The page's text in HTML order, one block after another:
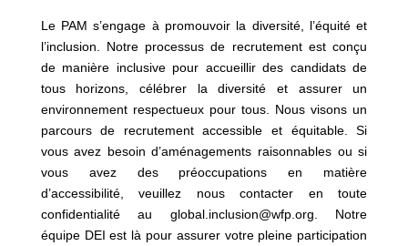
Le PAM s’engage à promouvoir la diversité, l’équité et
l’inclusion. Notre processus de recrutement est conçu
de manière inclusive pour accueillir des candidats de
tous horizons, célébrer la diversité et assurer un
environnement respectueux pour tous. Nous visons un
parcours de recrutement accessible et équitable. Si
vous avez besoin d’aménagements raisonnables ou si
vous avez des préoccupations en matière
d’accessibilité, veuillez nous contacter en toute
confidentialité au global.inclusion@wfp.org. Notre
équipe DEI est là pour assurer votre pleine participation